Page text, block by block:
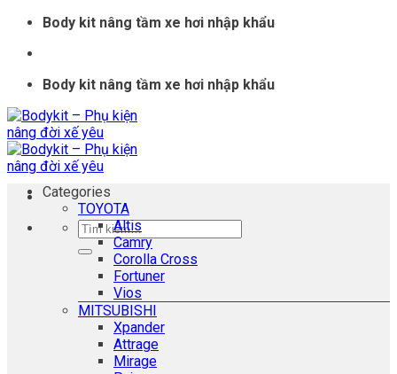
Skip
content
Body kit nâng tầm xe hơi nhập khẩu
Body kit nâng tầm xe hơi nhập khẩu
Tìm
kiếm:
Categories
TOYOTA
Altis
Camry
Corolla Cross
Fortuner
Vios
MITSUBISHI
Xpander
Attrage
Mirage